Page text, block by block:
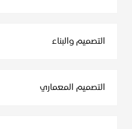
التصميم والبناء
التصميم المعماري